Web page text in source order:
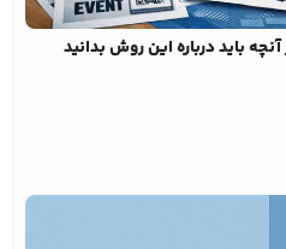
باید درباره این روش بدانید